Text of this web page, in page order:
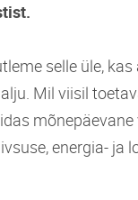
selle üle,
Mil viisil
energia- ja